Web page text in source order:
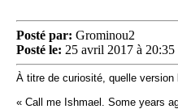
Posté par: Grominou2
Posté le: 25 avril 2017 à 20:35
À titre de curiosité, quelle
« Call me Ishmael. Some years